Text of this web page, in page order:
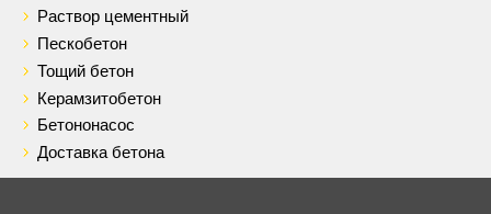
Раствор цементный
Пескобетон
Тощий бетон
Керамзитобетон
Бетононасос
Доставка бетона